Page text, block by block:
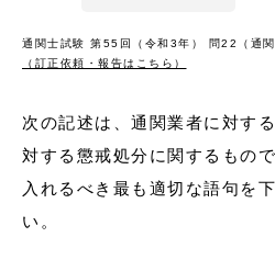
通関士試験 第55回（令和3年） 問22（通関
（訂正依頼・報告はこちら）
次の記述は、通関業者に対す
対する懲戒処分に関するも
入れるべき最も適切な語句を
い。